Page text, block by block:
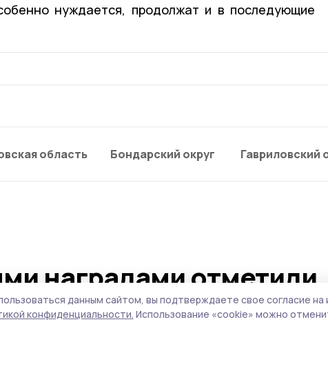
нуждается, продолжат и в последующие
область Бондарский округ Гавриловский
наградами отметили
из Ржаксинского
данным сайтом, вы подтверждаете свое согласие на
конфиденциальности. Использование «cookie» можно